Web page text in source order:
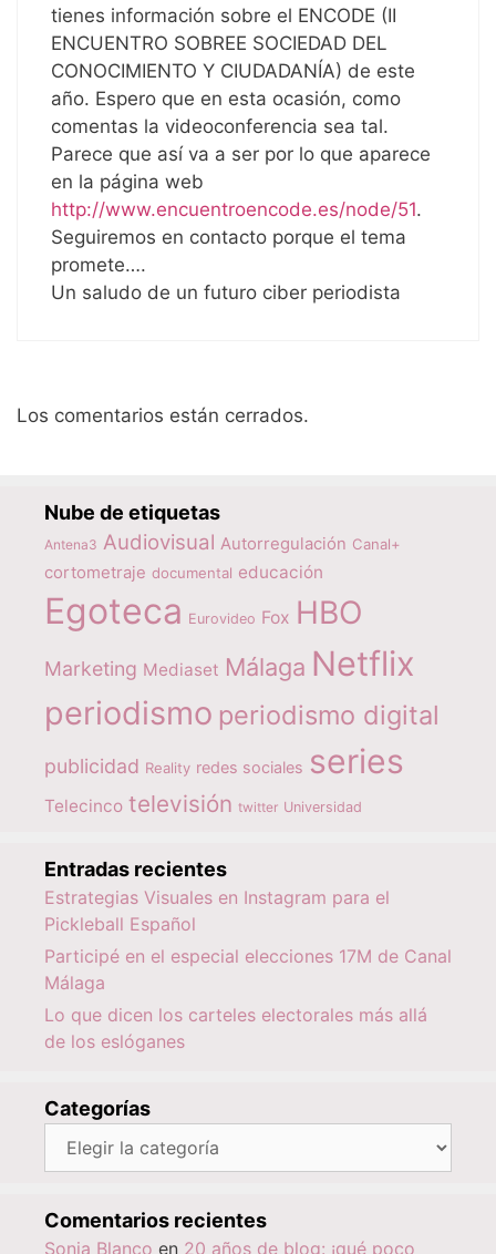
tienes información sobre el ENCODE (II
ENCUENTRO SOBREE SOCIEDAD DEL
CONOCIMIENTO Y CIUDADANÍA) de este
año. Espero que en esta ocasión, como
comentas la videoconferencia sea tal.
Parece que así va a ser por lo que aparece
en la página web
http://www.encuentroencode.es/node/51.
Seguiremos en contacto porque el tema
promete….
Un saludo de un futuro ciber periodista
Los comentarios están cerrados.
Nube de etiquetas
Antena3 Audiovisual Autorregulación Canal+
cortometraje documental educación
Egoteca Eurovideo Fox HBO
Marketing Mediaset Málaga Netflix
periodismo periodismo digital
publicidad Reality redes sociales series
Telecinco televisión twitter Universidad
Entradas recientes
Estrategias Visuales en Instagram para el
Pickleball Español
Participé en el especial elecciones 17M de Canal
Málaga
Lo que dicen los carteles electorales más allá
de los eslóganes
Categorías
Comentarios recientes
Sonia Blanco en 20 años de blog: ¡qué poco